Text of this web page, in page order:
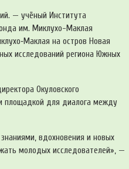
— учёный Института
им. Миклухо-Маклая
на остров Новая
исследований региона Южных
Окуловского
площадкой для диалога между
вдохновения и новых
молодых исследователей», —